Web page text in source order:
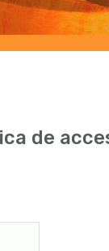
de